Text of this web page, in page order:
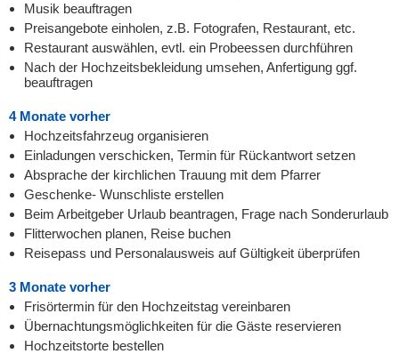
Musik beauftragen
Preisangebote einholen, z.B. Fotografen, Restaurant, etc.
Restaurant auswählen, evtl. ein Probeessen durchführen
Nach der Hochzeitsbekleidung umsehen, Anfertigung ggf.
beauftragen
4 Monate vorher
Hochzeitsfahrzeug organisieren
Einladungen verschicken, Termin für Rückantwort setzen
Absprache der kirchlichen Trauung mit dem Pfarrer
Geschenke- Wunschliste erstellen
Beim Arbeitgeber Urlaub beantragen, Frage nach Sonderurlaub
Flitterwochen planen, Reise buchen
Reisepass und Personalausweis auf Gültigkeit überprüfen
3 Monate vorher
Frisörtermin für den Hochzeitstag vereinbaren
Übernachtungsmöglichkeiten für die Gäste reservieren
Hochzeitstorte bestellen